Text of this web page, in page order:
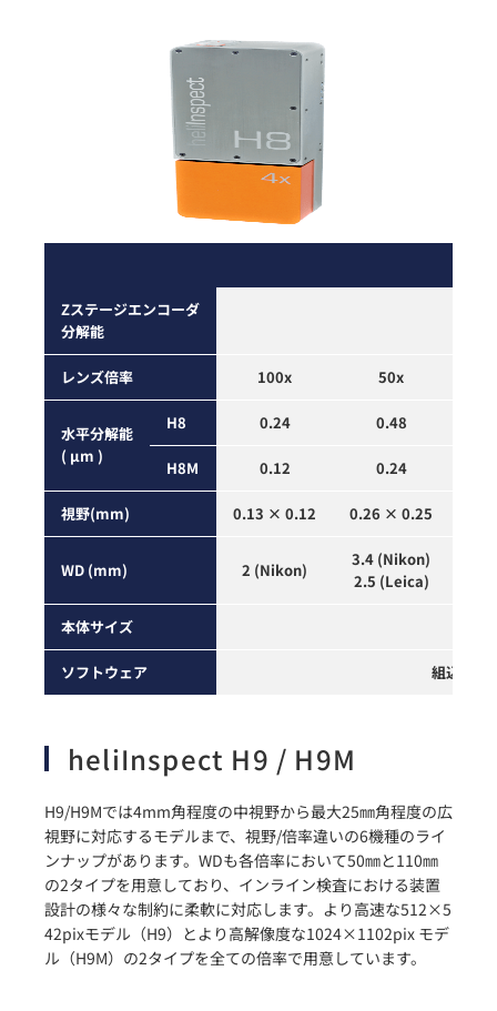
Zステージエンコーダ
分解能
レンズ倍率 100x 50x
水平分解能
( µm )
H8 0.24 0.48
H8M 0.12 0.24
視野(mm) 0.13 × 0.12 0.26 × 0.25
WD (mm) 2 (Nikon)
3.4 (Nikon)
2.5 (Leica)
本体サイズ
ソフトウェア 組込み用
heliInspect H9 / H9M
H9/H9Mでは4mm角程度の中視野から最大25㎜角程度の広
視野に対応するモデルまで、視野/倍率違いの6機種のライ
ンナップがあります。WDも各倍率において50㎜と110㎜
の2タイプを用意しており、インライン検査における装置
設計の様々な制約に柔軟に対応します。より高速な512×5
42pixモデル（H9）とより高解像度な1024×1102pix モデ
ル（H9M）の2タイプを全ての倍率で用意しています。